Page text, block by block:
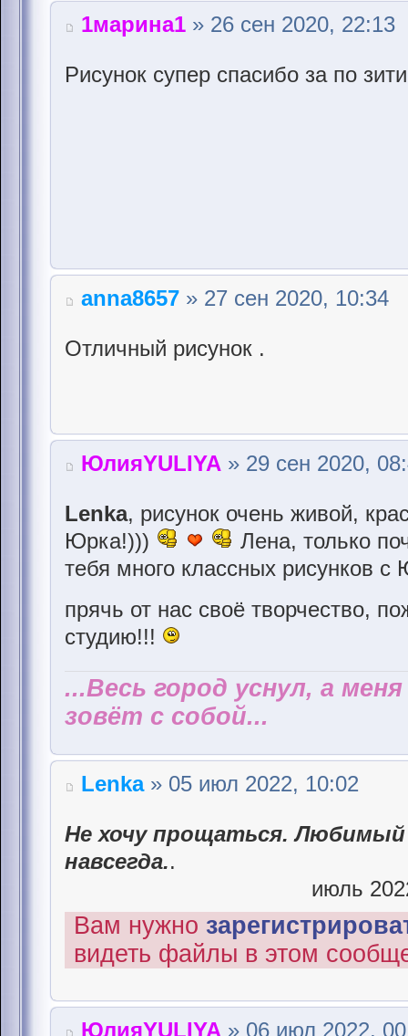
1марина1 » 26 сен 2020, 22:13
Риcунок супер спасибо за по
anna8657 » 27 сен 2020, 10:34
Отличный рисунок .
ЮлияYULIYA » 29 сен 2020,
Lenka, рисунок очень живой,
Юрка!)))
Лена, только
тебя много классных рисунков
прячь от нас своё творчество,
студию!!!
...Весь город уснул, а
зовёт с собой...
Lenka» 05 июл 2022, 10:02
Не хочу прощаться. Любимый
навсегда..
июль
Вам нужно
видеть файлы в этом
ЮлияYULIYA » 06 июл 2022,